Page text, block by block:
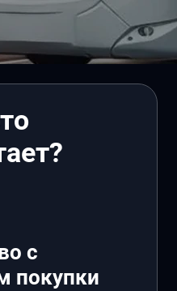
с
покупки